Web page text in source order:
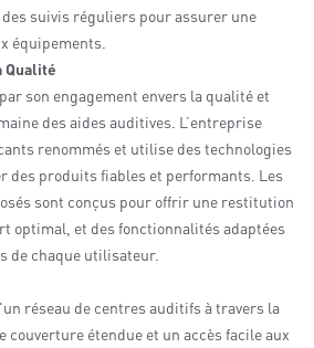
suivis réguliers pour assurer une
équipements.
Qualité
son engagement envers la qualité et
des aides auditives. L’entreprise
renommés et utilise des technologies
des produits fiables et performants. Les
sont conçus pour offrir une restitution
optimal, et des fonctionnalités adaptées
de chaque utilisateur.
réseau de centres auditifs à travers la
couverture étendue et un accès facile aux